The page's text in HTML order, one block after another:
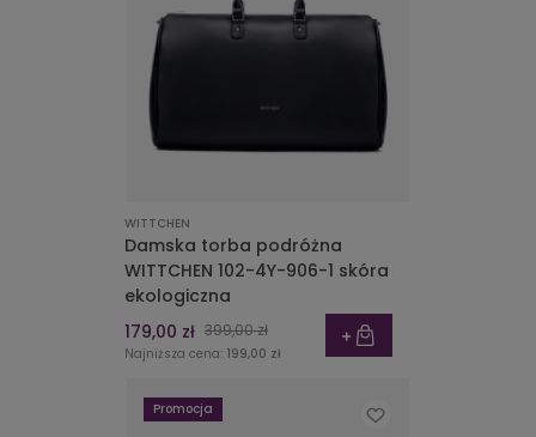
WITTCHEN
Damska torba podróżna
WITTCHEN 102-4Y-906-1 skóra
ekologiczna
179,00 zł 399,00 zł
Najniższa cena: 199,00 zł
Promocja